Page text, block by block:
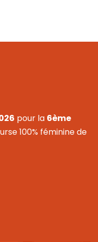
pour la 6ème
100% féminine de